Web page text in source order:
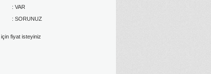
fiyat isteyiniz